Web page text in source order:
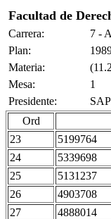
Facultad de
Carrera:
7 -
Plan:
Materia:
Mesa:
1
Presidente:
Ord
23
5199764
24 5339698
25 5131237
26 4903708
27 4888014